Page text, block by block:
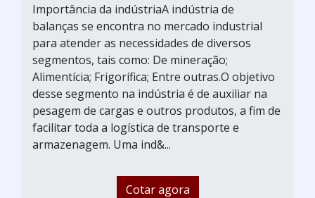
Importância da indústriaA indústria de
balanças se encontra no mercado industrial
para atender as necessidades de diversos
segmentos, tais como: De mineração;
Alimentícia; Frigorífica; Entre outras.O objetivo
desse segmento na indústria é de auxiliar na
pesagem de cargas e outros produtos, a fim de
facilitar toda a logística de transporte e
armazenagem. Uma ind&...
Cotar agora